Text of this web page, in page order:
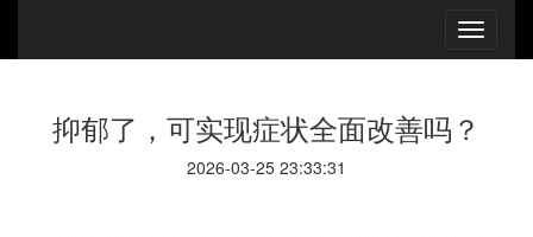
抑郁了，可实现症状全面改善吗？
2026-03-25 23:33:31